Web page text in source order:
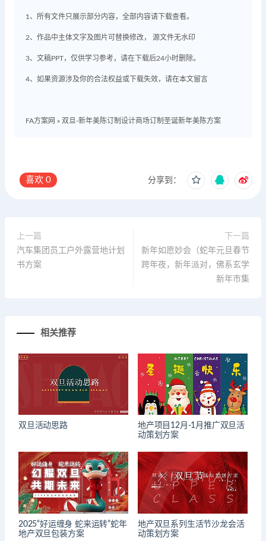
1、所有文件只展示部分内容，全部内容请下载查看。
2、作品中主体文字及图片可替换修改， 源文件无水印
3、文稿PPT，仅供学习参考，请在下载后24小时删除。
4、如果资源涉及你的合法权益或下载失效，请在本文留言
FA方案网 » 双旦-新年美陈订制设计商场订制圣诞新年美陈方案
喜欢 0 分享到：
上一篇
汽车集团员工户外露营地计划
书方案
下一篇
新年如愿妙会（蛇年元旦春节
跨年夜，新年派对，佛系玄学
新年市集
相关推荐
双旦活动思路
地产项目12月-1月推广双旦活
动策划方案
2025“好运缠身 蛇来运转”蛇年
地产双旦包装方案
地产双旦系列生活节沙龙会活
动策划方案